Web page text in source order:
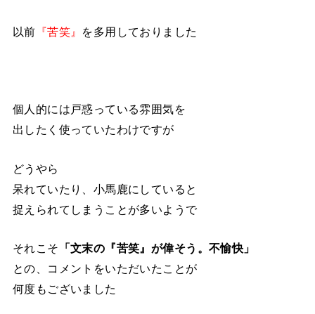
以前 『苦笑』 を多用しておりました
個人的には戸惑っている雰囲気を
出したく使っていたわけですが
どうやら
呆れていたり、小馬鹿にしていると
捉えられてしまうことが多いようで
それこそ 「文末の『苦笑』が偉そう。不愉快」
との、コメントをいただいたことが
何度もございました